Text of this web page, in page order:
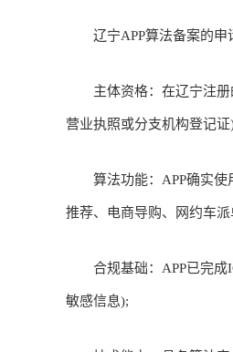
辽宁APP算法备案的申请
主体资格：在辽宁注册
营业执照或分支机构登记证
算法功能：APP确实使用
推荐、电商导购、网约车
合规基础：APP已完成
敏感信息);